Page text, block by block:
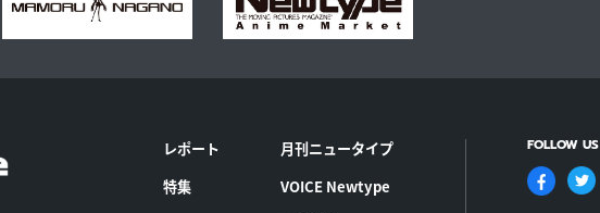
レポート
特集
月刊ニュータイプ
VOICE Newtype
FOLLOW US